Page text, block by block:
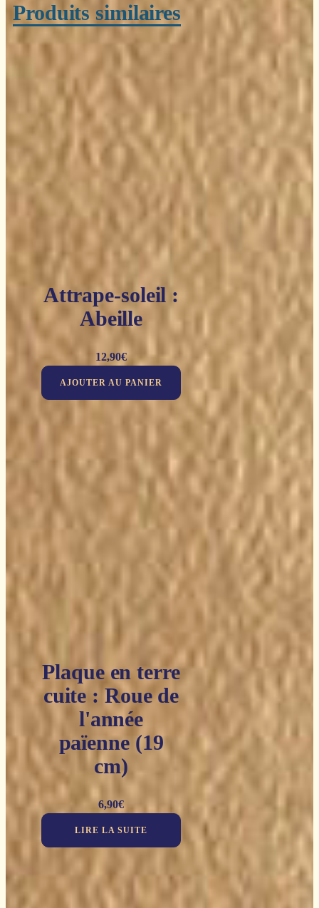
Produits similaires
Attrape-soleil :
Abeille
12,90€
AJOUTER AU PANIER
Plaque en terre
cuite : Roue de
l'année
païenne (19
cm)
6,90€
LIRE LA SUITE